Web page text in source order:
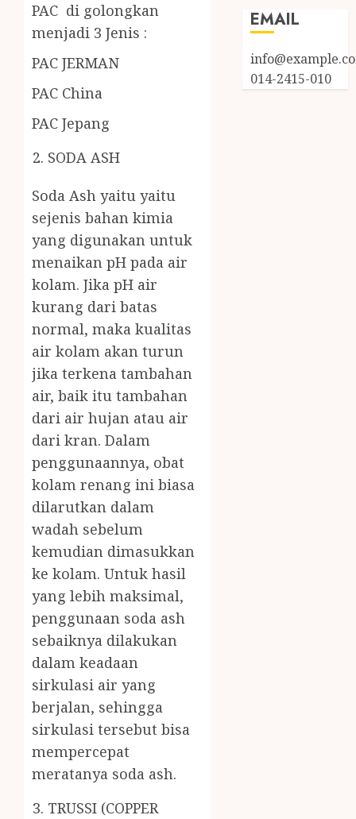
PAC di golongkan
menjadi 3 Jenis :
PAC JERMAN
PAC China
PAC Jepang
SODA ASH
Soda Ash yaitu yaitu
sejenis bahan kimia
yang digunakan untuk
menaikan pH pada air
kolam. Jika pH air
kurang dari batas
normal, maka kualitas
air kolam akan turun
jika terkena tambahan
air, baik itu tambahan
dari air hujan atau air
dari kran. Dalam
penggunaannya, obat
kolam renang ini biasa
dilarutkan dalam
wadah sebelum
kemudian dimasukkan
ke kolam. Untuk hasil
yang lebih maksimal,
penggunaan soda ash
sebaiknya dilakukan
dalam keadaan
sirkulasi air yang
berjalan, sehingga
sirkulasi tersebut bisa
mempercepat
meratanya soda ash.
TRUSSI (COPPER
EMAIL
014-2415-010